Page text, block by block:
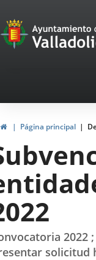
Portal
de
navegación
InicioPágina principal
2022
solicitud